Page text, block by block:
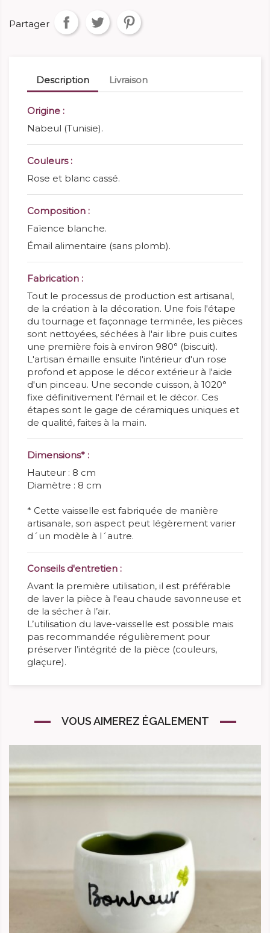
Partager
Description Livraison
Origine :
Nabeul (Tunisie).
Couleurs :
Rose et blanc cassé.
Composition :
Faïence blanche.
Émail alimentaire (sans plomb).
Fabrication :
Tout le processus de production est artisanal,
de la création à la décoration. Une fois l'étape
du tournage et façonnage terminée, les pièces
sont nettoyées, séchées à l'air libre puis cuites
une première fois à environ 980° (biscuit).
L'artisan émaille ensuite l'intérieur d'un rose
profond et appose le décor extérieur à l'aide
d'un pinceau. Une seconde cuisson, à 1020°
fixe définitivement l'émail et le décor. Ces
étapes sont le gage de céramiques uniques et
de qualité, faites à la main.
Dimensions* :
Hauteur : 8 cm
Diamètre : 8 cm
* Cette vaisselle est fabriquée de manière
artisanale, son aspect peut légèrement varier
d´un modèle à l´autre.
Conseils d'entretien :
Avant la première utilisation, il est préférable
de laver la pièce à l'eau chaude savonneuse et
de la sécher à l’air.
L’utilisation du lave-vaisselle est possible mais
pas recommandée régulièrement pour
préserver l’intégrité de la pièce (couleurs,
glaçure).
VOUS AIMEREZ ÉGALEMENT